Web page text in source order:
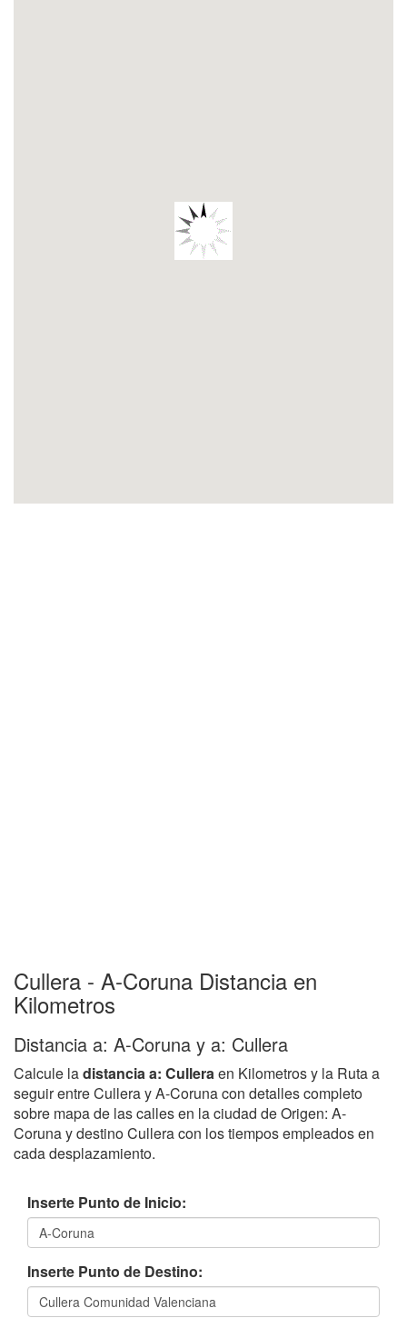
Cullera - A-Coruna Distancia en
Kilometros
Distancia a: A-Coruna y a: Cullera
Calcule ladistancia a: Culleraen Kilometros y la Ruta a
seguir entre Cullera y A-Coruna con detalles completo
sobre mapa de las calles en la ciudad de Origen: A-
Coruna y destino Cullera con los tiempos empleados en
cada desplazamiento.
Inserte Punto de Inicio:
Inserte Punto de Destino: